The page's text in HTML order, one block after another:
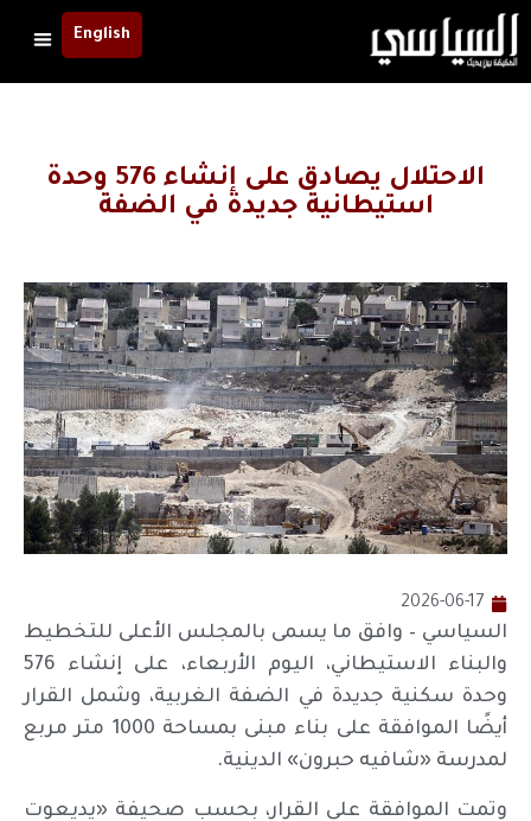
English
الاحتلال يصادق على إنشاء 576 وحدة
استيطانية جديدة في الضفة
2026-06-17
السياسي – وافق ما يسمى بالمجلس الأعلى للتخطيط
والبناء الاستيطاني، اليوم الأربعاء، على إنشاء 576
وحدة سكنية جديدة في الضفة الغربية، وشمل القرار
أيضًا الموافقة على بناء مبنى بمساحة 1000 متر مربع
لمدرسة «شافيه حبرون» الدينية.
وتمت الموافقة على القرار، بحسب صحيفة «يديعوت